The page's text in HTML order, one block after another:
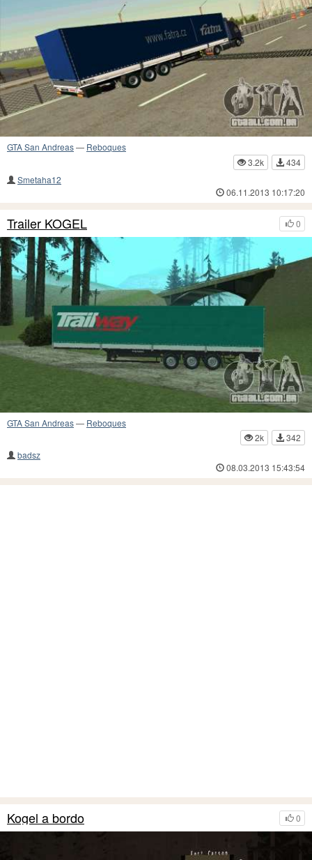
GTA San Andreas— Reboques
3.2k
434
Smetaha12
06.11.2013 10:17:20
0
Trailer KOGEL
GTA San Andreas— Reboques
2k
342
badsz
08.03.2013 15:43:54
0
Kogel a bordo